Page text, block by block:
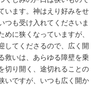
います。神はえり好みをせ
つも受け入れてくださいま
に狭くなっていますが、
してくださるので、広く開
救いは、あらゆる障壁を乗
切り開く、途切れることの
いですが、いつも広く開か